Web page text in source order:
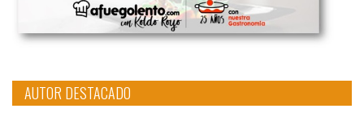
AUTOR DESTACADO